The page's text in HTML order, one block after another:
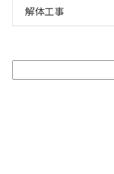
解体工事